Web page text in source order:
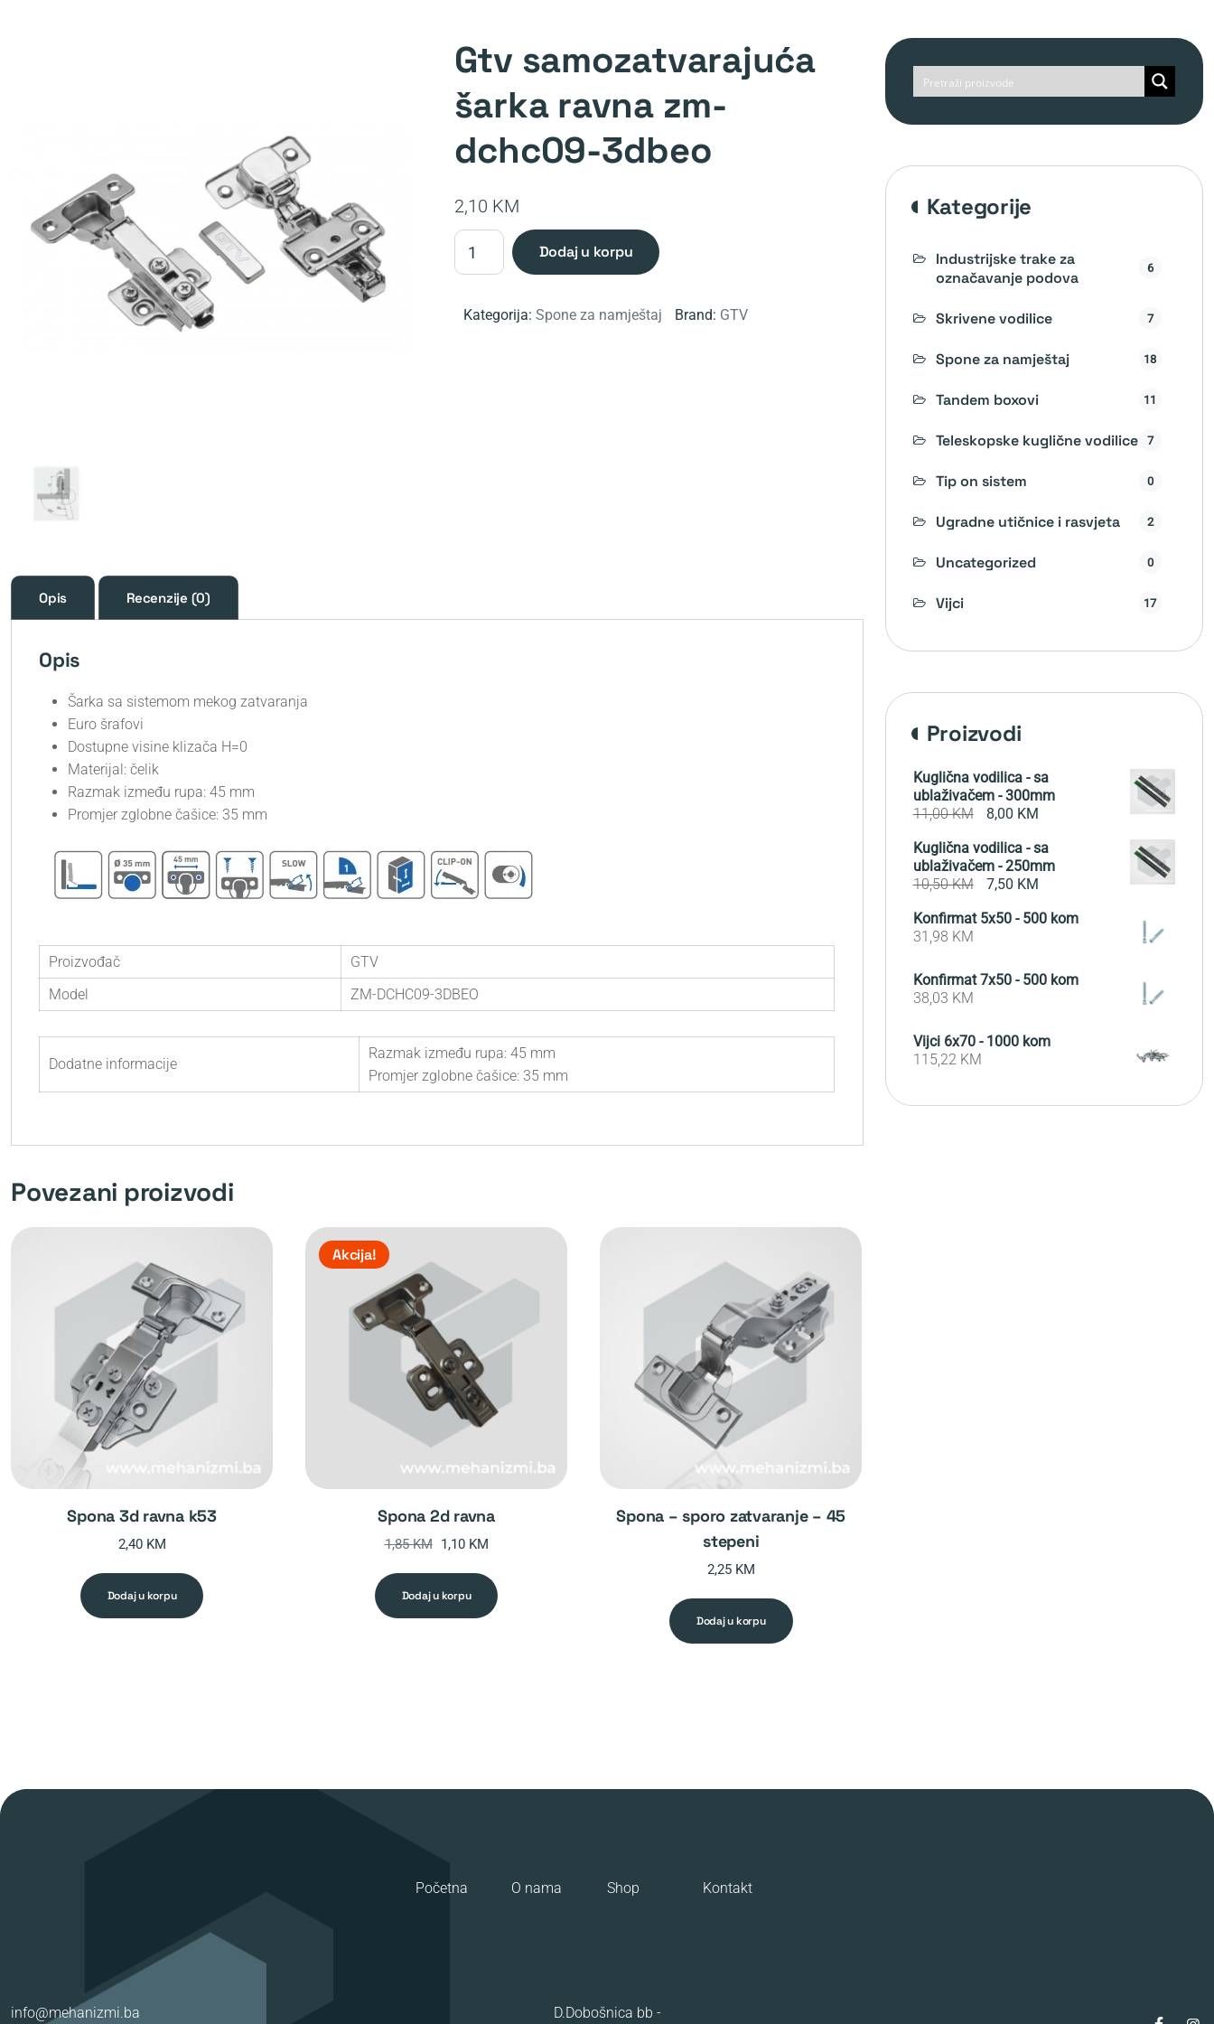
gtv samozatvarajuća
šarka ravna zm-
dchc09-3dbeo
2,10 KM
GTV
samozatvarajuća
ravna
dodaj u korpu
Kategorija: Spone za namještaj Brand: GTV
Opis Recenzije (0)
Opis
Šarka sa sistemom mekog zatvaranja
Euro šrafovi
Dostupne visine klizača H=0
Materijal: čelik
Razmak između rupa: 45 mm
Promjer zglobne čašice: 35 mm
Proizvođač
GTV
Model
ZM-DCHC09-3DBEO
Dodatne informacije
Razmak između rupa: 45 mm
Promjer zglobne čašice: 35 mm
Povezani proizvodi
spona 3d ravna k53
2,40 KM
dodaj u korpu
Akcija!
spona 2d ravna
1,85KM Original
1,85 KM.
1,10 KMCurrent
is:
1,10 KM.
dodaj u korpu
spona – sporo zatvaranje – 45
stepeni
2,25 KM
dodaj u korpu
kategorije
Industrijske trake za
označavanje podova
6
Skrivene vodilice 7
Spone za namještaj 18
Tandem boxovi 11
Teleskopske kuglične vodilice 7
Tip on sistem 0
Ugradne utičnice i rasvjeta 2
Uncategorized 0
Vijci 17
proizvodi
Kuglična vodilica - sa
ublaživačem - 300mm
11,00KM
Original
was:
11,00 KM.
8,00 KMCurrent
is:
8,00 KM.
Kuglična vodilica - sa
ublaživačem - 250mm
10,50KM
Original
was:
7,50 KMCurrent
is:
Konfirmat 5x50 - 500 kom
31,98 KM
Konfirmat 7x50 - 500 kom
38,03 KM
Vijci 6x70 - 1000 kom
115,22 KM
Početna O nama Shop Kontakt
info@mehanizmi.ba D.Dobošnica bb -